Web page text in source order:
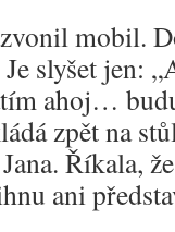
mobil.
Je slyšet
ahoj… budu
zpět na
Říkala,
ani